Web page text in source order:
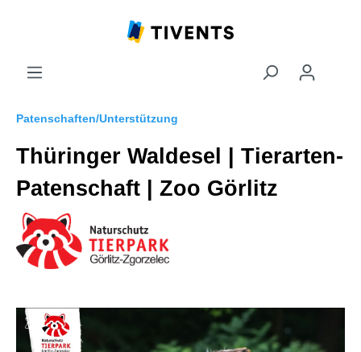
Patenschaften/Unterstützung
Thüringer Waldesel | Tierarten-
Patenschaft | Zoo Görlitz